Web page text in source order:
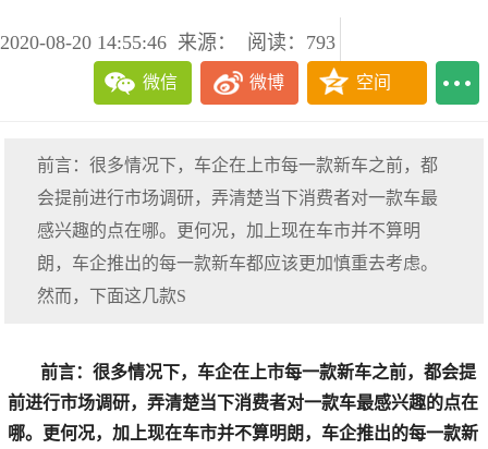
2020-08-20 14:55:46 来源： 阅读：793
微信 微博 空间
前言：很多情况下，车企在上市每一款新车之前，都
会提前进行市场调研，弄清楚当下消费者对一款车最
感兴趣的点在哪。更何况，加上现在车市并不算明
朗，车企推出的每一款新车都应该更加慎重去考虑。
然而，下面这几款S
前言：很多情况下，车企在上市每一款新车之前，都会提
前进行市场调研，弄清楚当下消费者对一款车最感兴趣的点在
哪。更何况，加上现在车市并不算明朗，车企推出的每一款新